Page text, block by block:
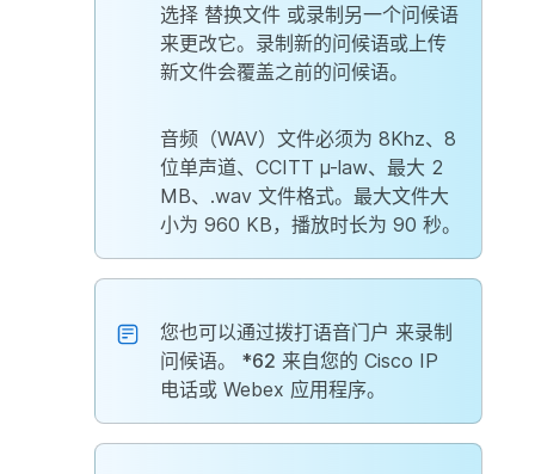
选择 替换文件 或录制另一个问候语
来更改它。录制新的问候语或上传
新文件会覆盖之前的问候语。
音频（WAV）文件必须为 8Khz、8
位单声道、CCITT µ-law、最大 2
MB、.wav 文件格式。最大文件大
小为 960 KB，播放时长为 90 秒。
您也可以通过拨打语音门户 来录制
问候语。 *62 来自您的 Cisco IP
电话或 Webex 应用程序。